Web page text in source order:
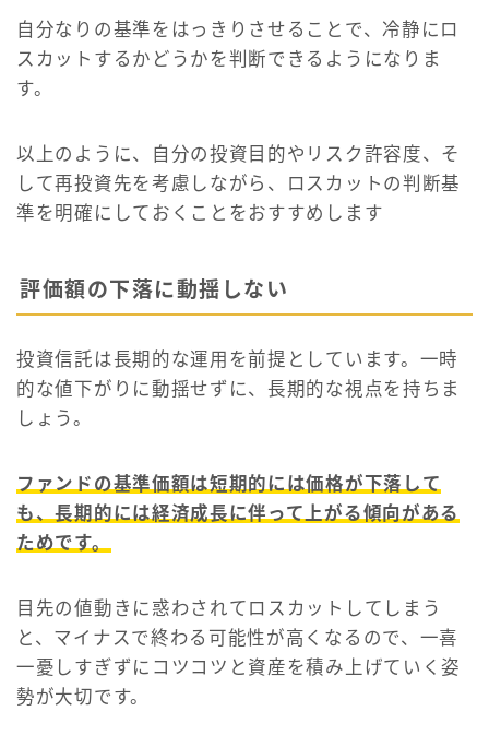
自分なりの基準をはっきりさせることで、冷静にロ
スカットするかどうかを判断できるようになりま
す。
以上のように、自分の投資目的やリスク許容度、そ
して再投資先を考慮しながら、ロスカットの判断基
準を明確にしておくことをおすすめします
評価額の下落に動揺しない
投資信託は長期的な運用を前提としています。一時
的な値下がりに動揺せずに、長期的な視点を持ちま
しょう。
ファンドの基準価額は短期的には価格が下落して
も、長期的には経済成長に伴って上がる傾向がある
ためです。
目先の値動きに惑わされてロスカットしてしまう
と、マイナスで終わる可能性が高くなるので、一喜
一憂しすぎずにコツコツと資産を積み上げていく姿
勢が大切です。